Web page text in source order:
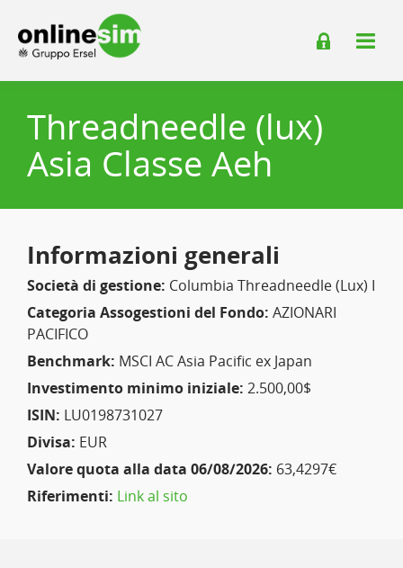
Threadneedle (lux)
Asia Classe Aeh
Informazioni generali
Società di gestione: Columbia Threadneedle (Lux) I
Categoria Assogestioni del Fondo: AZIONARI
PACIFICO
Benchmark: MSCI AC Asia Pacific ex Japan
Investimento minimo iniziale: 2.500,00$
ISIN: LU0198731027
Divisa: EUR
Valore quota alla data 06/08/2026: 63,4297€
Riferimenti: Link al sito